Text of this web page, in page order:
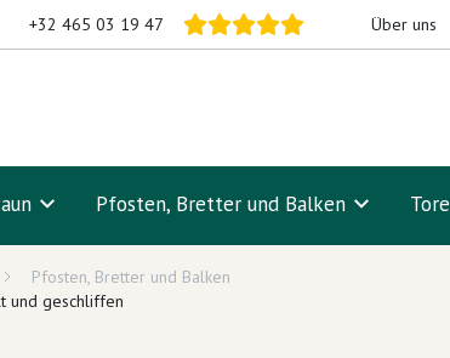
Pfosten, Bretter und Balken Tore
+32 465 03 19 47 Über uns
Pfosten, Bretter und Balken
und geschliffen